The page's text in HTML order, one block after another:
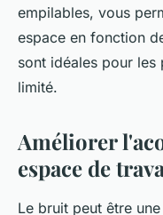
empilables, vous
espace en fonction
sont idéales pour
limité.
Améliorer
espace de
Le bruit peut être